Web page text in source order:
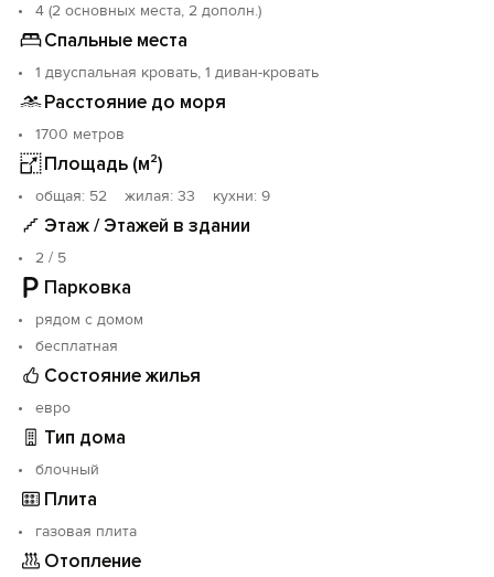
4 (2 основных места, 2 дополн.)
Спальные места
1 двуспальная кровать, 1 диван-кровать
Расстояние до моря
1700 метров
Площадь (м²)
oбщая: 52 жилая: 33 кухни: 9
Этаж / Этажей в здании
2 / 5
Парковка
рядом с домом
бесплатная
Состояние жилья
евро
Тип дома
блочный
Плита
газовая плита
Отопление